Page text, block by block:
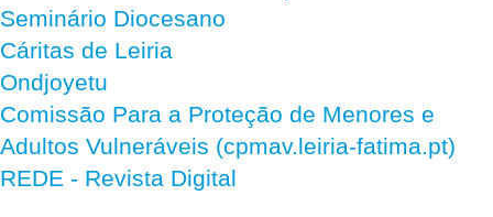
Seminário Diocesano
Cáritas de Leiria
Ondjoyetu
Comissão Para a Proteção de Menores e
Adultos Vulneráveis (cpmav.leiria-fatima.pt)
REDE - Revista Digital